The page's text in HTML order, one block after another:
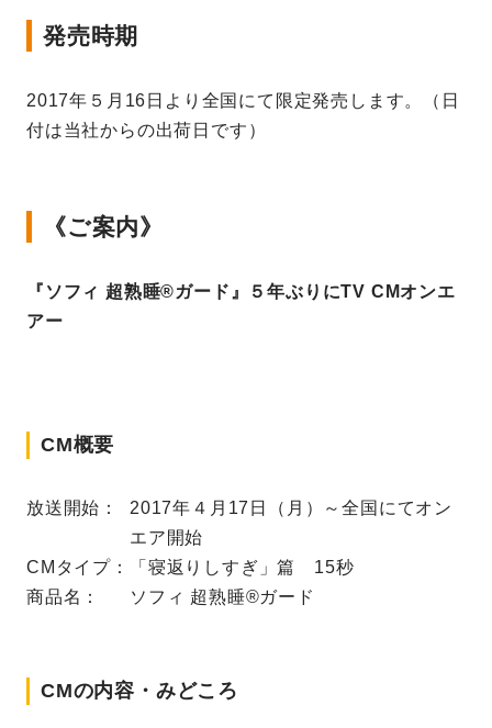
発売時期
2017年５月16日より全国にて限定発売します。（日
付は当社からの出荷日です）
《ご案内》
『ソフィ 超熟睡®ガード』５年ぶりにTV CMオンエ
アー
CM概要
放送開始：
2017年４月17日（月）～全国にてオン
エア開始
CMタイプ：
「寝返りしすぎ」篇 15秒
商品名：
ソフィ 超熟睡®ガード
CMの内容・みどころ